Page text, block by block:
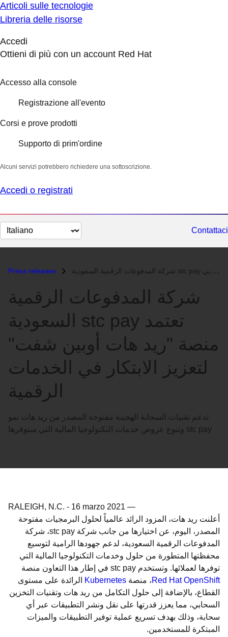
Articoli sulle tecnologie
Libreria delle risorse
Accedi
Ottieni di più con un account Red Hat
Accesso alla console
Registrazione all'evento
Corsi e prove prodotti
Supporto di prim'ordine
Alcuni servizi potrebbero richiedere una sottoscrizione.
Accedi o registrati
Cambia
lingua
Contattaci
Press releases
شركة المدفوعات الرقمية
السعودية stc pay تعتمد
منصة "ريد هات أوبين شفت"
لتعزيز الابتكار في الخدمات
الرقمية
تدعم تقنيات السحابة الهجينة مفتوحة المصدر من ريد هات نمو
وتنوع عروض خدمات التكنولوجيا المالية التي ستوفرها stc pay
RALEIGH, N.C. - 16 marzo 2021 —
أعلنت ريد هات، المزود الرائد عالمياً لحلول البرمجيات مفتوحة
المصدر، اليوم، عن اختيارها من جانب شركة stc pay، شركة
المدفوعات الرقمية السعودية، لدعم جهودها الرامية لتوسيع
محفظتها المتطورة من حلول وخدمات التكنولوجيا المالية التي
توفرها لعملائها. وتستخدم stc pay في إطار هذا التعاون منصة
Red Hat OpenShift، منصةKubernetes
الرائدة على مستوى
القطاع، بالإضافة إلى حلول التكامل من ريد هات وتقنيات التخزين
السحابي، مما يعزز قدرتها على نقل ونشر التطبيقات عبر أي
سحابة، وذلك بهدف تسريع عملية توفير التطبيقات والميزات
المبتكرة للمستخدمين.